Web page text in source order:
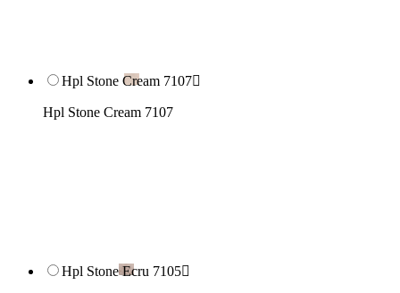
Hpl Stone Cream 7107
Hpl Stone Cream 7107
Hpl Stone Ecru 7105